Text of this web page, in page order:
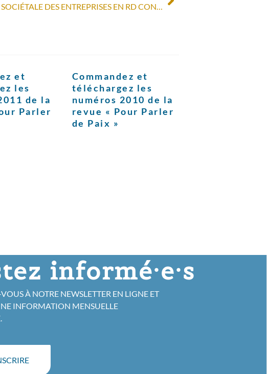
et
les
de la
Parler
Commandez et
téléchargez les
numéros 2010 de la
revue « Pour Parler
de Paix »
informé·e·s
À NOTRE NEWSLETTER EN LIGNE ET
INFORMATION MENSUELLE